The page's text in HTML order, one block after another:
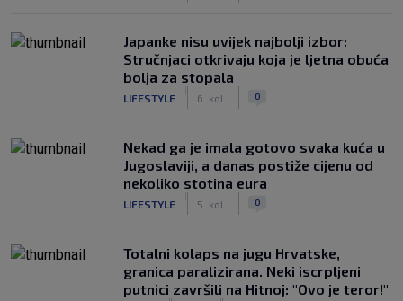
Japanke nisu uvijek najbolji izbor:
Stručnjaci otkrivaju koja je ljetna obuća
bolja za stopala
LIFESTYLE 6. kol. 0
Nekad ga je imala gotovo svaka kuća u
Jugoslaviji, a danas postiže cijenu od
nekoliko stotina eura
LIFESTYLE 5. kol. 0
Totalni kolaps na jugu Hrvatske,
granica paralizirana. Neki iscrpljeni
putnici završili na Hitnoj: "Ovo je teror!"